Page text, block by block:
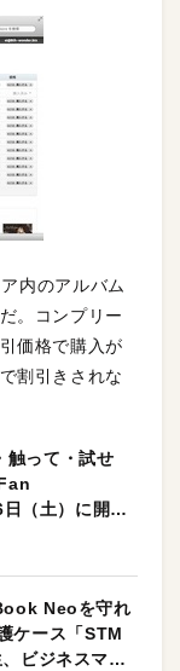
内のアルバム
。コンプリー
価格で購入が
割引きされな
触って・試せ
（土）に開催
Neoを守れ
ケース「STM
ビジネスマン